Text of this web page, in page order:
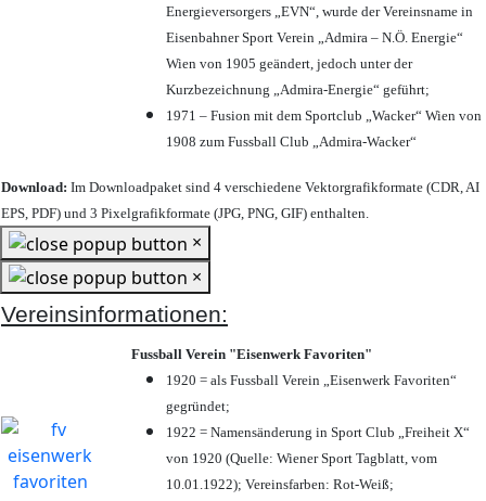
Energieversorgers „EVN“, wurde der Vereinsname in
Eisenbahner Sport Verein „Admira – N.Ö. Energie“
Wien von 1905 geändert, jedoch unter der
Kurzbezeichnung „Admira-Energie“ geführt;
1971 – Fusion mit dem Sportclub „Wacker“ Wien von
1908 zum Fussball Club „Admira-Wacker“
Download: Im Downloadpaket sind 4 verschiedene Vektorgrafikformate (CDR, AI
EPS, PDF) und 3 Pixelgrafikformate (JPG, PNG, GIF) enthalten.
×
×
Vereinsinformationen:
Fussball Verein "Eisenwerk Favoriten"
1920 = als Fussball Verein „Eisenwerk Favoriten“
gegründet;
1922 = Namensänderung in Sport Club „Freiheit X“
von 1920 (Quelle: Wiener Sport Tagblatt, vom
10.01.1922); Vereinsfarben: Rot-Weiß;